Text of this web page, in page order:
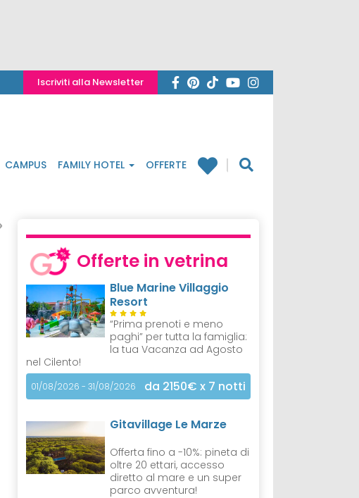
Iscriviti alla Newsletter
CAMPUS FAMILY HOTEL OFFERTE
Offerte in vetrina
Blue Marine Villaggio
Resort
“Prima prenoti e meno
paghi” per tutta la famiglia:
la tua Vacanza ad Agosto
nel Cilento!
01/08/2026 - 31/08/2026 da 2150€ x 7 notti
Gitavillage Le Marze
Offerta fino a -10%: pineta di
oltre 20 ettari, accesso
diretto al mare e un super
parco avventura!